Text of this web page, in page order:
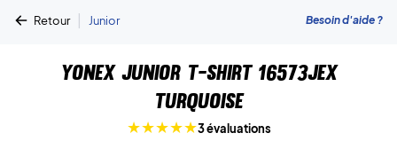
Retour | Junior Besoin d'aide ?
Yonex Junior T-shirt 16573JEX
Turquoise
3 évaluations